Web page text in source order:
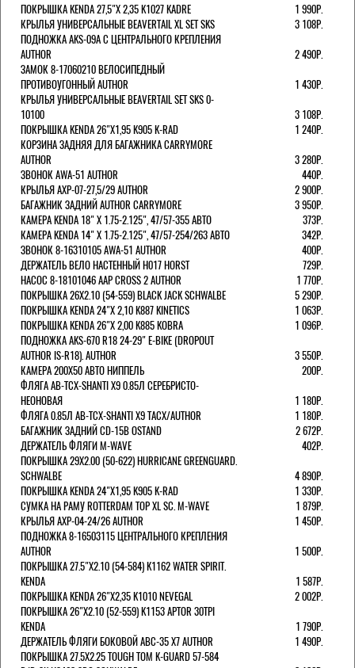
ПОКРЫШКА KENDA 27,5"Х 2,35 K1027 KADRE
1 990Р.
КРЫЛЬЯ УНИВЕРСАЛЬНЫЕ BEAVERTAIL XL SET SKS
3 108Р.
ПОДНОЖКА AKS-09A C ЦЕНТРАЛЬНОГО КРЕПЛЕНИЯ
AUTHOR
2 490Р.
ЗАМОК 8-17060210 ВЕЛОСИПЕДНЫЙ
ПРОТИВОУГОННЫЙ AUTHOR
1 430Р.
КРЫЛЬЯ УНИВЕРСАЛЬНЫЕ BEAVERTAIL SET SKS 0-
10100
3 108Р.
ПОКРЫШКА KENDA 26"Х1,95 K905 K-RAD
1 240Р.
КОРЗИНА ЗАДНЯЯ ДЛЯ БАГАЖНИКА CARRYMORE
AUTHOR
3 280Р.
ЗВОНОК AWA-51 AUTHOR
440Р.
КРЫЛЬЯ AXP-07-27,5/29 AUTHOR
2 900Р.
БАГАЖНИК ЗАДНИЙ AUTHOR CARRYMORE
3 950Р.
КАМЕРА KENDA 18" Х 1.75-2.125", 47/57-355 АВТО
373Р.
КАМЕРА KENDA 14" Х 1.75-2.125", 47/57-254/263 АВТО
342Р.
ЗВОНОК 8-16310105 AWA-51 AUTHOR
400Р.
ДЕРЖАТЕЛЬ ВЕЛО НАСТЕННЫЙ H017 HORST
729Р.
НАСОС 8-18101046 AAP CROSS 2 AUTHOR
1 770Р.
ПОКРЫШКА 26X2.10 (54-559) BLACK JACK SCHWALBE
5 290Р.
ПОКРЫШКА KENDA 24"Х 2,10 K887 KINETICS
1 063Р.
ПОКРЫШКА KENDA 26"Х 2,00 K885 KOBRA
1 096Р.
ПОДНОЖКА AKS-670 R18 24-29" E-BIKE (DROPOUT
AUTHOR IS-R18). AUTHOR
3 550Р.
КАМЕРА 200Х50 АВТО НИППЕЛЬ
200Р.
ФЛЯГА AB-TCX-SHANTI X9 0.85Л СЕРЕБРИСТО-
НЕОНОВАЯ
1 180Р.
ФЛЯГА 0.85Л AB-TCX-SHANTI X9 TACX/AUTHOR
1 180Р.
БАГАЖНИК ЗАДНИЙ CD-15B OSTAND
2 672Р.
ДЕРЖАТЕЛЬ ФЛЯГИ M-WAVE
402Р.
ПОКРЫШКА 29X2.00 (50-622) HURRICANE GREENGUARD.
SCHWALBE
4 890Р.
ПОКРЫШКА KENDA 24"Х1,95 K905 K-RAD
1 330Р.
СУМКА НА РАМУ ROTTERDAM TOP XL SC. M-WAVE
1 879Р.
КРЫЛЬЯ AXP-04-24/26 AUTHOR
1 450Р.
ПОДНОЖКА 8-16503115 ЦЕНТРАЛЬНОГО КРЕПЛЕНИЯ
AUTHOR
1 500Р.
ПОКРЫШКА 27.5"Х2.10 (54-584) K1162 WATER SPIRIT.
KENDA
1 587Р.
ПОКРЫШКА KENDA 26"Х2,35 K1010 NEVEGAL
2 002Р.
ПОКРЫШКА 26"Х2.10 (52-559) K1153 APTOR 30TPI
KENDA
1 790Р.
ДЕРЖАТЕЛЬ ФЛЯГИ БОКОВОЙ ABC-35 X7 AUTHOR
1 490Р.
ПОКРЫШКА 27.5X2.25 TOUGH TOM K-GUARD 57-584